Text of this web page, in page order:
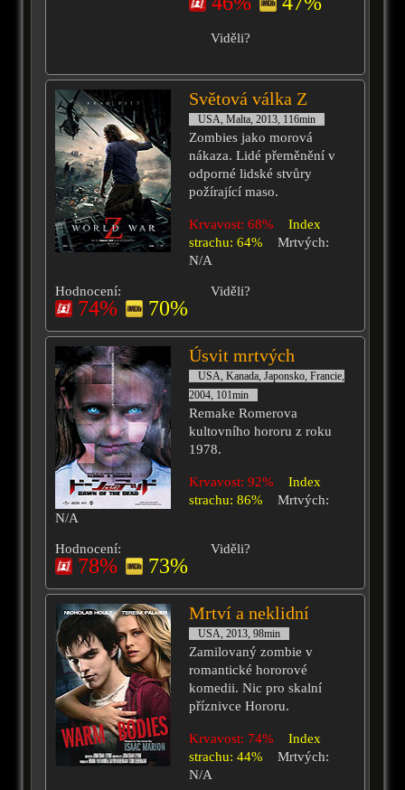
Viděli?
Světová válka Z
USA, Malta, 2013, 116min
Zombies jako morová
nákaza. Lidé přeměnění v
odporné lidské stvůry
požírající maso.
Krvavost: 68%
Index
strachu: 64%
Mrtvých:
N/A
Hodnocení:
74% 70%
Viděli?
Úsvit mrtvých
USA, Kanada, Japonsko, Francie,
2004, 101min
Remake Romerova
kultovního hororu z roku
1978.
Krvavost: 92%
Index
strachu: 86%
Mrtvých:
N/A
Hodnocení:
78% 73%
Viděli?
Mrtví a neklidní
USA, 2013, 98min
Zamilovaný zombie v
romantické hororové
komedii. Nic pro skalní
příznivce Hororu.
Krvavost: 74%
Index
strachu: 44%
Mrtvých:
N/A